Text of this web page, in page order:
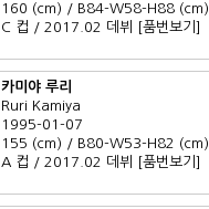
160 (cm) / B84-W58-H88 (cm)
C 컵 / 2017.02 데뷔
[품번보기]
카미야 루리
Ruri Kamiya
1995-01-07
155 (cm) / B80-W53-H82 (cm)
A 컵 / 2017.02 데뷔
[품번보기]